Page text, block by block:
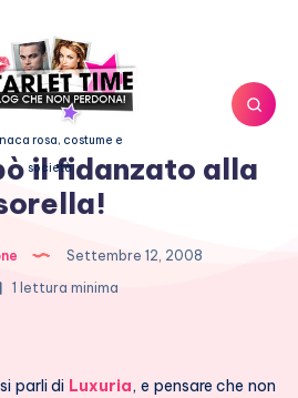
rosa, costume e
società
il fidanzato alla
Settembre 12, 2008
1 lettura minima
parli di Luxuria, e pensare che non